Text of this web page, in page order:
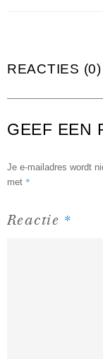
REACTIES (0)
GEEF EEN
Je e-mailadres wordt
met *
Reactie *